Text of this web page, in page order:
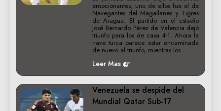
emocionantes; uno de ellos fue el de
Navegantes del Magallanes y Tigres
de Aragua. El partido en el estadio
José Bernardo Pérez de Valencia dejó
triunfo para los de casa 4-1. Ahora la
nave turca parece estar encaminada
de nuevo al triunfo, mientras los…
Leer Mas
Venezuela se despide del
Mundial Qatar Sub-17